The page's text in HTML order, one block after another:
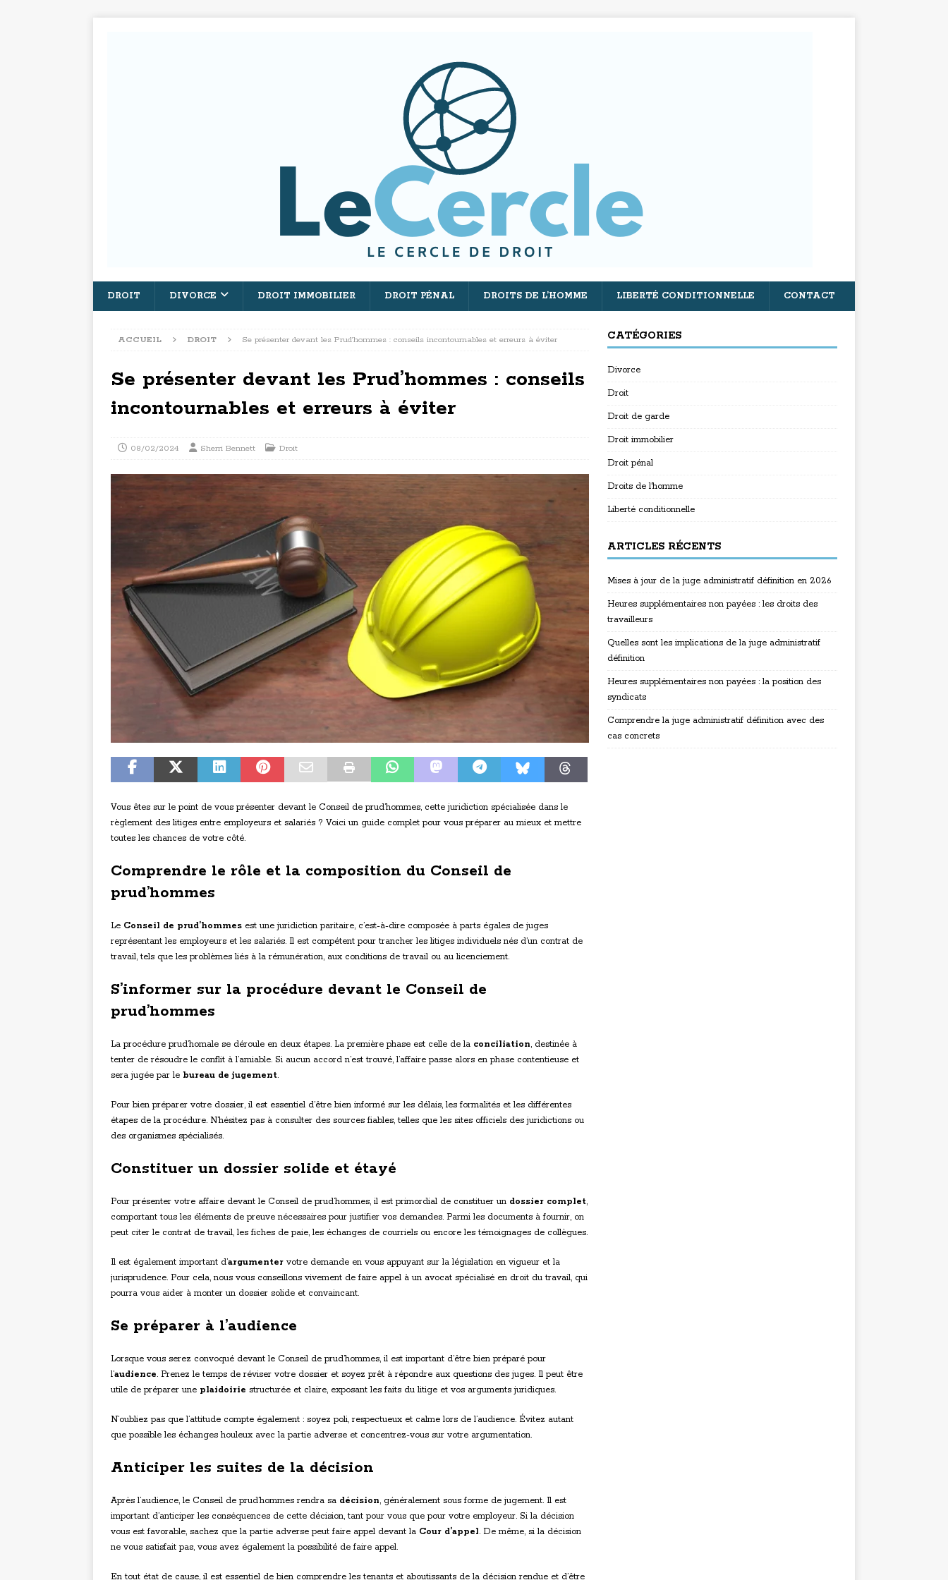
DROIT DIVORCE DROIT IMMOBILIER DROIT PÉNAL DROITS DE L’HOMME LIBERTÉ CONDITIONNELLE CONTACT
ACCUEIL DROIT Se présenter devant les Prud’hommes : conseils incontournables et erreurs à éviter
Se présenter devant les Prud’hommes : conseils
incontournables et erreurs à éviter
08/02/2024 Sherri Bennett Droit
Vous êtes sur le point de vous présenter devant le Conseil de prud’hommes, cette juridiction spécialisée dans le
règlement des litiges entre employeurs et salariés ? Voici un guide complet pour vous préparer au mieux et mettre
toutes les chances de votre côté.
Comprendre le rôle et la composition du Conseil de
prud’hommes
Le Conseil de prud’hommes est une juridiction paritaire, c’est-à-dire composée à parts égales de juges
représentant les employeurs et les salariés. Il est compétent pour trancher les litiges individuels nés d’un contrat de
travail, tels que les problèmes liés à la rémunération, aux conditions de travail ou au licenciement.
S’informer sur la procédure devant le Conseil de
prud’hommes
La procédure prud’homale se déroule en deux étapes. La première phase est celle de la conciliation, destinée à
tenter de résoudre le conflit à l’amiable. Si aucun accord n’est trouvé, l’affaire passe alors en phase contentieuse et
sera jugée par le bureau de jugement.
Pour bien préparer votre dossier, il est essentiel d’être bien informé sur les délais, les formalités et les différentes
étapes de la procédure. N’hésitez pas à consulter des sources fiables, telles que les sites officiels des juridictions ou
des organismes spécialisés.
Constituer un dossier solide et étayé
Pour présenter votre affaire devant le Conseil de prud’hommes, il est primordial de constituer un dossier complet,
comportant tous les éléments de preuve nécessaires pour justifier vos demandes. Parmi les documents à fournir, on
peut citer le contrat de travail, les fiches de paie, les échanges de courriels ou encore les témoignages de collègues.
Il est également important d’argumenter votre demande en vous appuyant sur la législation en vigueur et la
jurisprudence. Pour cela, nous vous conseillons vivement de faire appel à un avocat spécialisé en droit du travail, qui
pourra vous aider à monter un dossier solide et convaincant.
Se préparer à l’audience
Lorsque vous serez convoqué devant le Conseil de prud’hommes, il est important d’être bien préparé pour
l’audience. Prenez le temps de réviser votre dossier et soyez prêt à répondre aux questions des juges. Il peut être
utile de préparer une plaidoirie structurée et claire, exposant les faits du litige et vos arguments juridiques.
N’oubliez pas que l’attitude compte également : soyez poli, respectueux et calme lors de l’audience. Évitez autant
que possible les échanges houleux avec la partie adverse et concentrez-vous sur votre argumentation.
Anticiper les suites de la décision
Après l’audience, le Conseil de prud’hommes rendra sa décision, généralement sous forme de jugement. Il est
important d’anticiper les conséquences de cette décision, tant pour vous que pour votre employeur. Si la décision
vous est favorable, sachez que la partie adverse peut faire appel devant la Cour d’appel. De même, si la décision
ne vous satisfait pas, vous avez également la possibilité de faire appel.
En tout état de cause, il est essentiel de bien comprendre les tenants et aboutissants de la décision rendue et d’être
CATÉGORIES
Divorce
Droit
Droit de garde
Droit immobilier
Droit pénal
Droits de l'homme
Liberté conditionnelle
ARTICLES RÉCENTS
Mises à jour de la juge administratif définition en 2026
Heures supplémentaires non payées : les droits des
travailleurs
Quelles sont les implications de la juge administratif
définition
Heures supplémentaires non payées : la position des
syndicats
Comprendre la juge administratif définition avec des
cas concrets